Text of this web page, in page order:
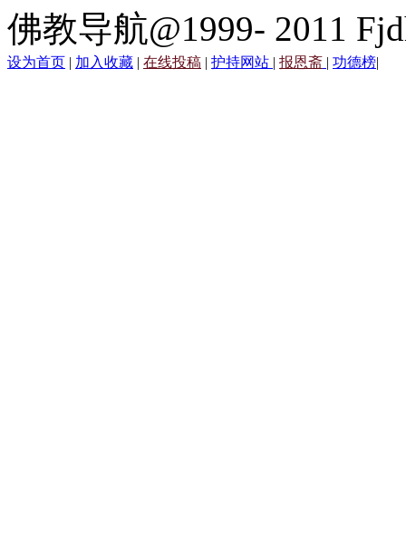
佛教导航@1999- 2011
设为首页 | 加入收藏 | 在线投稿 | 护持网站 | 报恩斋 | 功德榜|